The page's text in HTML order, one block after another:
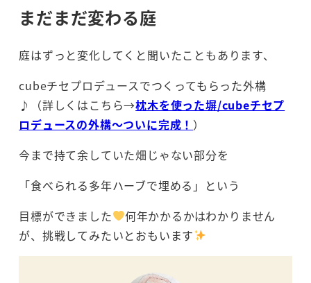
まだまだ変わる庭
庭はずっと変化してくと聞いたこともあります、
cubeチセプロデュースでつくってもらった外構
♪（詳しくはこちら→枕木を使った塀/cubeチセプ
ロデュースの外構～ついに完成！ ）
今まで持て余していた畑じゃない部分を
「食べられる多年ハーブで埋める」という
目標ができました
何年かかるかはわかりません
が、挑戦してみたいとおもいます